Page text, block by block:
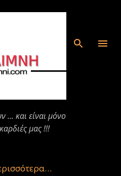
περιεχόμενο
... και είναι μόνο
μας !!!